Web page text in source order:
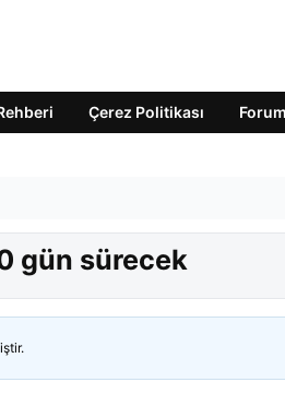
Çerez Politikası Forum
gün sürecek